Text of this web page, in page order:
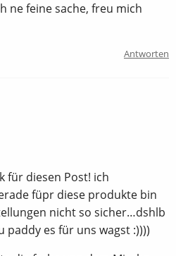
ne feine sache, freu mich
Antworten
für diesen Post! ich
füpr diese produkte bin
nicht so sicher…dshlb
paddy es für uns wagst :))))